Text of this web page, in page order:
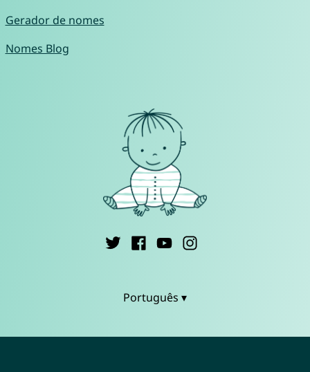
Gerador de nomes
Nomes Blog
Português ▾